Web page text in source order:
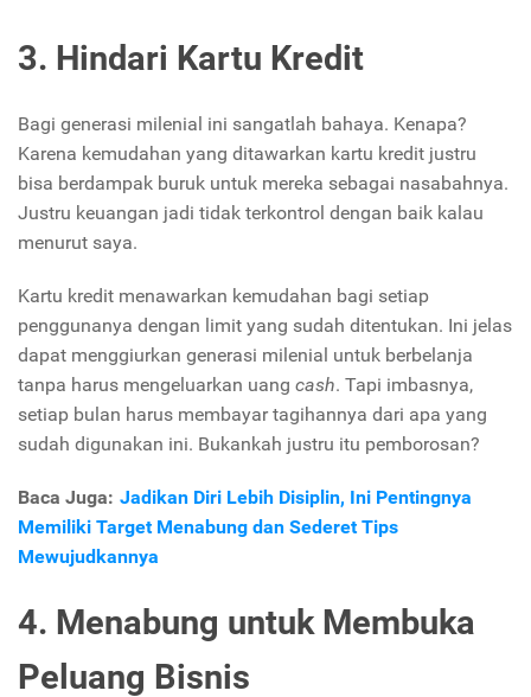
3. Hindari Kartu Kredit
Bagi generasi milenial ini sangatlah bahaya. Kenapa?
Karena kemudahan yang ditawarkan kartu kredit justru
bisa berdampak buruk untuk mereka sebagai nasabahnya.
Justru keuangan jadi tidak terkontrol dengan baik kalau
menurut saya.
Kartu kredit menawarkan kemudahan bagi setiap
penggunanya dengan limit yang sudah ditentukan. Ini jelas
dapat menggiurkan generasi milenial untuk berbelanja
tanpa harus mengeluarkan uang cash. Tapi imbasnya,
setiap bulan harus membayar tagihannya dari apa yang
sudah digunakan ini. Bukankah justru itu pemborosan?
Baca Juga: Jadikan Diri Lebih Disiplin, Ini Pentingnya
Memiliki Target Menabung dan Sederet Tips
Mewujudkannya
4. Menabung untuk Membuka
Peluang Bisnis